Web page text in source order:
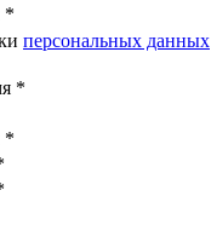
*
персональных данных
*
*